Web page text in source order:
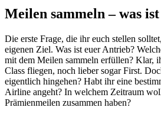
Meilen sammeln – was
Die erste Frage, die ihr euch stellen
eigenen Ziel. Was ist euer Antrieb?
mit dem Meilen sammeln erfüllen? Klar,
Class fliegen, noch lieber sogar First.
eigentlich hingehen? Habt ihr eine
Airline angeht? In welchem Zeitraum
Prämienmeilen zusammen haben?